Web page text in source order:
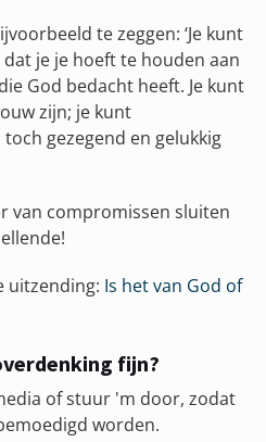
te zeggen: ‘Je kunt
je je hoeft te houden aan
God bedacht heeft. Je kunt
zijn; je kunt
gezegend en gelukkig
van compromissen sluiten
uitzending: Is het van God of
fijn?
of stuur 'm door, zodat
worden.